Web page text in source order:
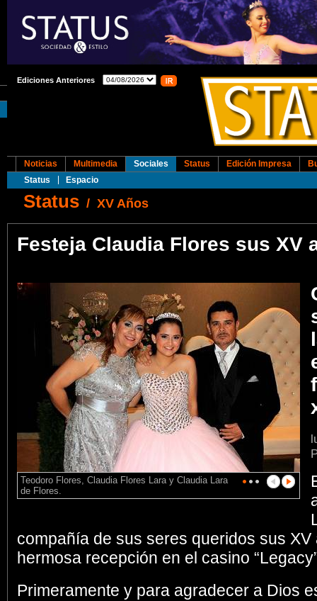
Ediciones Anteriores
Noticias Multimedia
Sociales
Status
Espacio
Status Edición Impresa
Status / XV Años
Festeja Claudia Flores sus XV
Teodoro Flores, Claudia Flores Lara y Claudia Lara
de Flores.
compañía de sus seres queridos sus XV
hermosa recepción en el casino
Primeramente y para agradecer a Dios